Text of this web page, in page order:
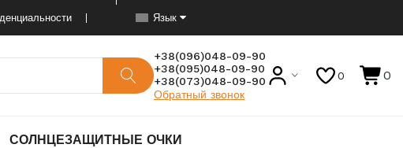
Язык
+38(096)048-09-90
+38(095)048-09-90
+38(073)048-09-90
Обратный звонок
0 0
СОЛНЦЕЗАЩИТНЫЕ ОЧКИ